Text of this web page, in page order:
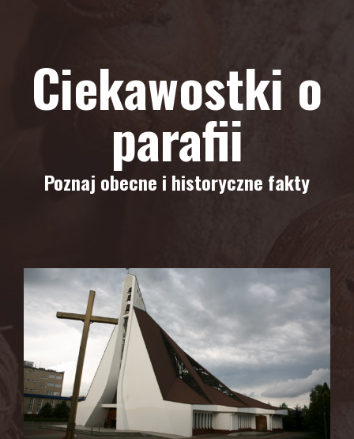
Ciekawostki o
parafii
Poznaj obecne i historyczne fakty